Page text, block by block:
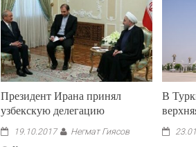
Президент Ирана принял
узбекскую делегацию
19.10.2017 Негмат Гиясов
В